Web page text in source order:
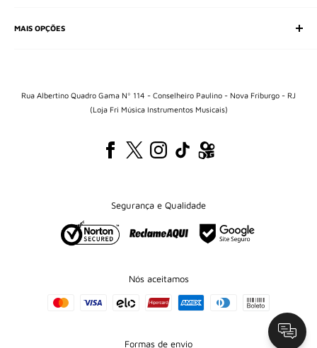
Cordas
Sopro
MAIS OPÇÕES
Politica de entregas
Politica de reembolso
Rua Albertino Quadro Gama Nº 114 - Conselheiro Paulino - Nova Friburgo - RJ
(Loja Fri Música Instrumentos Musicais)
Segurança e Qualidade
Nós aceitamos
Formas de envio